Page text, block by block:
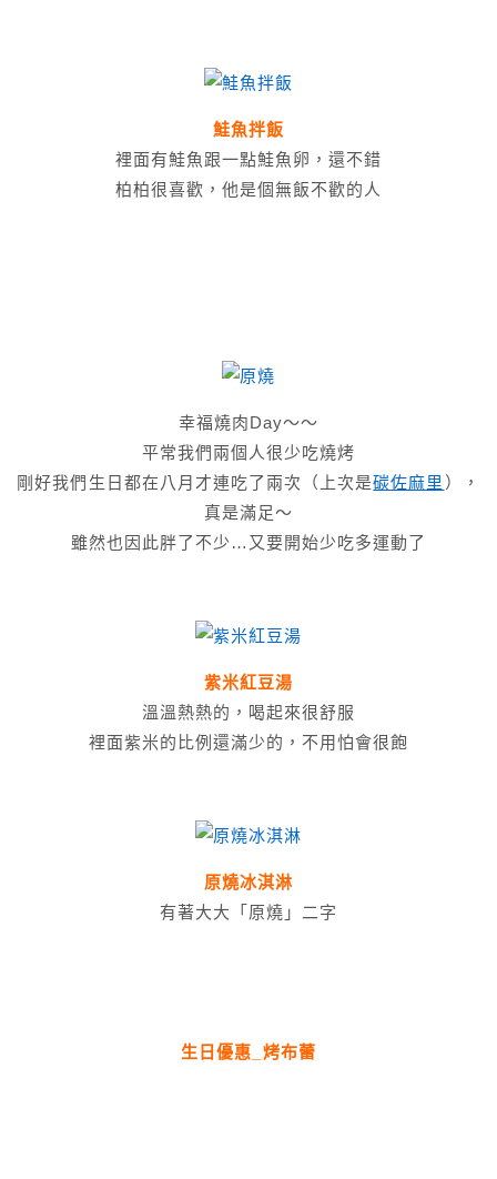
鮭魚拌飯
裡面有鮭魚跟一點鮭魚卵，還不錯
柏柏很喜歡，他是個無飯不歡的人
幸福燒肉Day～～
平常我們兩個人很少吃燒烤
剛好我們生日都在八月才連吃了兩次（上次是碳佐麻里 ），
真是滿足～
雖然也因此胖了不少…又要開始少吃多運動了
紫米紅豆湯
溫溫熱熱的，喝起來很舒服
裡面紫米的比例還滿少的，不用怕會很飽
原燒冰淇淋
有著大大「原燒」二字
生日優惠_烤布蕾